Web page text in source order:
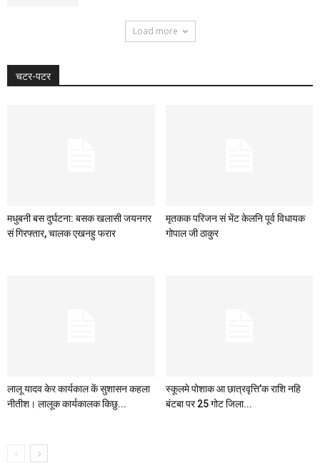
Load more
चटर-पटर
मधुबनी बस दुर्घटना: बसक खलासी जयनगर
सं गिरफ्तार, चालक एखनहु फरार
मृतकक परिजन सं भेंट केलनि पूर्व विधायक
गोपाल जी ठाकुर
लालू यादव केर कार्यकाल कें सुशासन कहला
नीतीश। लालूक कार्यकालक किछु...
स्कूलमे पोशाक आ छात्रवृत्ति’क राशि नहि
बंटबा पर 25 गोट जिला...